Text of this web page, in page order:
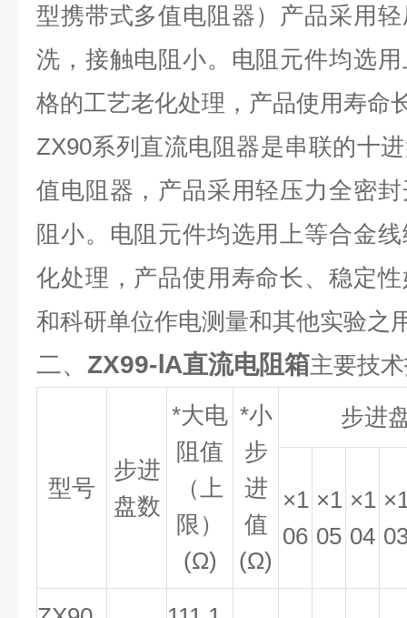
型携带式多值电阻器）产品采用
洗，接触电阻小。电阻元件均选
格的工艺老化处理，产品使用寿命
ZX90系列直流电阻器是串联的十
值电阻器，产品采用轻压力全密
阻小。电阻元件均选用上等合金
化处理，产品使用寿命长、稳定
和科研单位作电测量和其他实验之
二、 ZX99-ⅠA直流电阻箱主要技
型号
步进
盘数
*大电
阻值
（上
限）
(Ω)
*小
步
进
值
(Ω)
步进
×1
06
×1
05
×1
04
×